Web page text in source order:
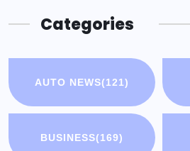
Categories
AUTO NEWS(121)
BUSINESS(169)